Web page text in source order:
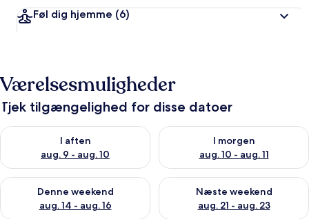
Føl dig hjemme (6)
Værelsesmuligheder
Tjek tilgængelighed for disse datoer
I aften
aug. 9 - aug. 10
Tjek tilgængelighed for i aften aug. 9 - aug. 10
I morgen
aug. 10 - aug. 11
Tjek tilgængelighed for i
Denne weekend
aug. 14 - aug. 16
Tjek tilgængelighed for denne weekend aug. 14 - aug. 16
Næste weekend
aug. 21 - aug. 23
Tjek tilgængelighed for næste